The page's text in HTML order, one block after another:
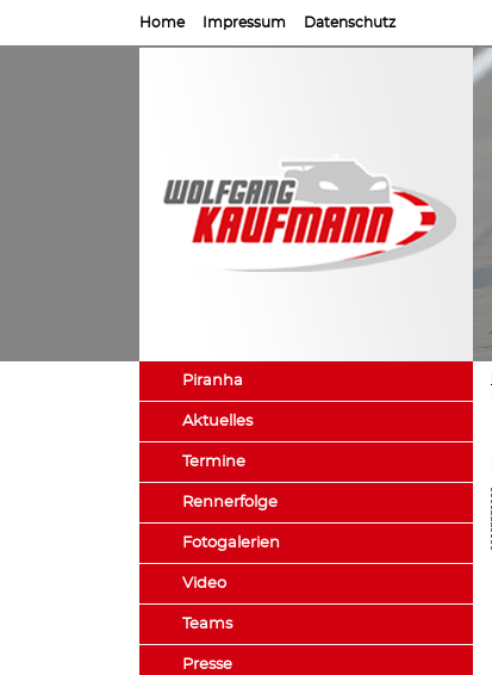
Home Impressum Datenschutz
Piranha
Aktuelles
Termine
Rennerfolge
Fotogalerien
Video
Teams
Presse